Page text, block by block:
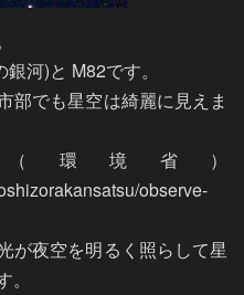
河)と M82です。
部でも星空は綺麗に見えま
環境省）
observe-
が夜空を明るく照らして星